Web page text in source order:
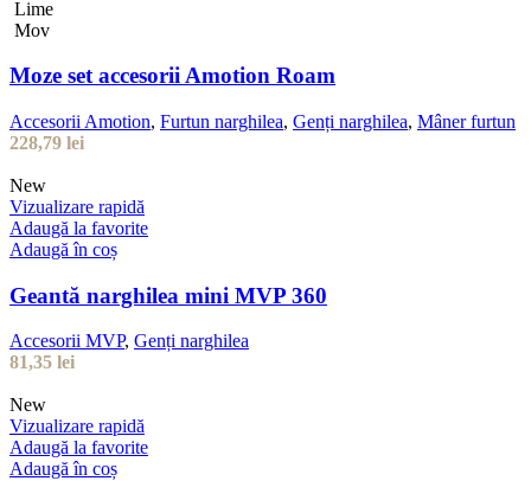
Lime
Mov
Moze set accesorii Amotion Roam
Accesorii Amotion, Furtun narghilea, Genți narghilea, Mâner furtun
228,79 lei
New
Vizualizare rapidă
Adaugă la favorite
Adaugă în coș
Geantă narghilea mini MVP 360
Accesorii MVP, Genți narghilea
81,35 lei
New
Vizualizare rapidă
Adaugă la favorite
Adaugă în coș